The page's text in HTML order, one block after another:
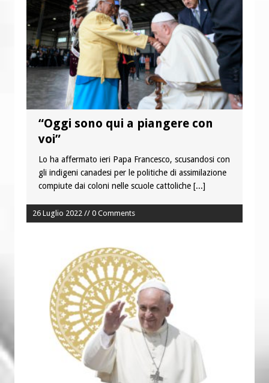
“Oggi sono qui a piangere con
voi”
Lo ha affermato ieri Papa Francesco, scusandosi con
gli indigeni canadesi per le politiche di assimilazione
compiute dai coloni nelle scuole cattoliche [...]
26 Luglio 2022 // 0 Comments